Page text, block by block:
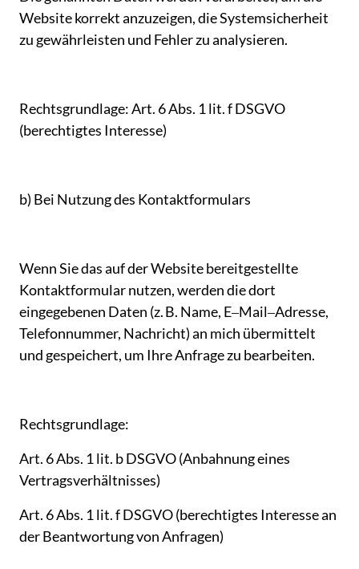
Website korrekt anzuzeigen, die
zu gewährleisten und Fehler zu analysieren.
Rechtsgrundlage: Art. 6 Abs. 1 lit. f
(berechtigtes Interesse)
b) Bei Nutzung des Kontaktformulars
Wenn Sie das auf der Website
Kontaktformular nutzen, werden die
eingegebenen Daten (z. B. Name, E‒Mail‒
Telefonnummer, Nachricht) an mich
und gespeichert, um Ihre Anfrage zu bearbeiten.
Rechtsgrundlage:
Art. 6 Abs. 1 lit. b DSGVO (Anbahnung
Vertragsverhältnisses)
Art. 6 Abs. 1 lit. f DSGVO (berechtigtes Interesse
der Beantwortung von Anfragen)